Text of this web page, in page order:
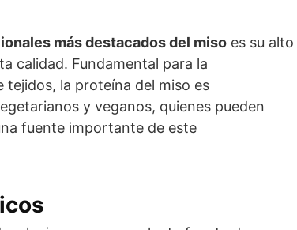
más destacados del miso es su alto
calidad. Fundamental para la
la proteína del miso es
y veganos, quienes pueden
fuente importante de este